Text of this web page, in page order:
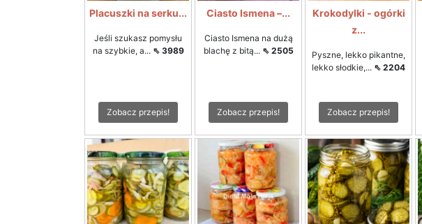
Placuszki na serku...
Jeśli szukasz pomysłu
na szybkie, a... ⇖ 3989
Zobacz przepis!
Ciasto Ismena –...
Ciasto Ismena na dużą
blachę z bitą... ⇖ 2505
Zobacz przepis!
Krokodylki - ogórki
z...
Pyszne, lekko pikantne,
lekko słodkie,... ⇖ 2204
Zobacz przepis!